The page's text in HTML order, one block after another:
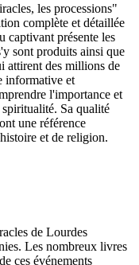
les processions"
complète et détaillée
captivant présente les
sont produits ainsi que
attirent des millions de
informative et
l'importance et
Sa qualité
une référence
et de religion.
de Lourdes
Les nombreux livres
ces événements